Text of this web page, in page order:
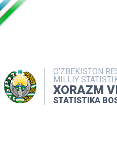
O'ZBEKISTON
MILLIY
XORAZM
STATISTIKA
INTERAKTIV